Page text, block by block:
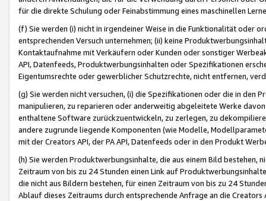
für die direkte Schulung oder Feinabstimmung eines maschinellen
(f) Sie werden (i) nicht in irgendeiner Weise in die Funktionalität oder
entsprechenden Versuch unternehmen; (ii) keine
Kontaktaufnahme mit Verkäufern oder Kunden oder sonstiger
API, Datenfeeds, Produktwerbungsinhalten oder Spezifikationen
Eigentumsrechte oder gewerblicher Schutzrechte, nicht entfernen,
(g) Sie werden nicht versuchen, (i) die Spezifikationen oder die in
manipulieren, zu reparieren oder anderweitig abgeleitete Werke
enthaltene Software zurückzuentwickeln, zu zerlegen, zu
andere zugrunde liegende Komponenten (wie Modelle,
mit der Creators API, der PA API, Datenfeeds oder in den Produkt
(h) Sie werden Produktwerbungsinhalte, die aus einem Bild bestehen,
Zeitraum von bis zu 24 Stunden einen Link auf
die nicht aus Bildern bestehen, für einen Zeitraum von bis zu 24
Ablauf dieses Zeitraums durch entsprechende Anfrage an die